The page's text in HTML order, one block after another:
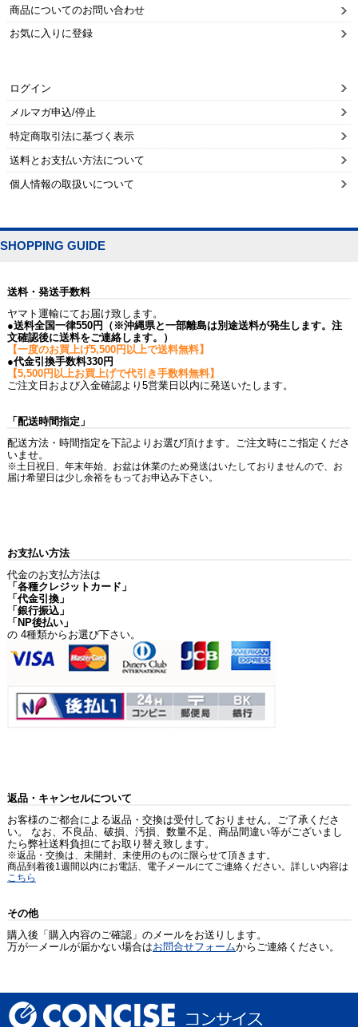
商品についてのお問い合わせ
お気に入りに登録
ログイン
メルマガ申込/停止
特定商取引法に基づく表示
送料とお支払い方法について
個人情報の取扱いについて
SHOPPING GUIDE
送料・発送手数料
ヤマト運輸にてお届け致します。
●送料全国一律550円（※沖縄県と一部離島は別途送料が発生します。注
文確認後に送料をご連絡します。）
【一度のお買上げ5,500円以上で送料無料】
●代金引換手数料330円
【5,500円以上お買上げで代引き手数料無料】
ご注文日および入金確認より5営業日以内に発送いたします。
「配送時間指定」
配送方法・時間指定を下記よりお選び頂けます。ご注文時にご指定くださ
いませ。
※土日祝日、年末年始、お盆は休業のため発送はいたしておりませんので、お
届け希望日は少し余裕をもってお申込み下さい。
お支払い方法
代金のお支払方法は
「各種クレジットカード」
「代金引換」
「銀行振込」
「NP後払い」
の 4種類からお選び下さい。
返品・キャンセルについて
お客様のご都合による返品・交換は受付しておりません。ご了承くださ
い。 なお、不良品、破損、汚損、数量不足、商品間違い等がございまし
たら弊社送料負担にてお取り替え致します。
※返品・交換は、未開封、未使用のものに限らせて頂きます。
商品到着後1週間以内にお電話、電子メールにてご連絡ください。詳しい内容は
こちら
その他
購入後「購入内容のご確認」のメールをお送りします。
万が一メールが届かない場合はお問合せフォームからご連絡ください。